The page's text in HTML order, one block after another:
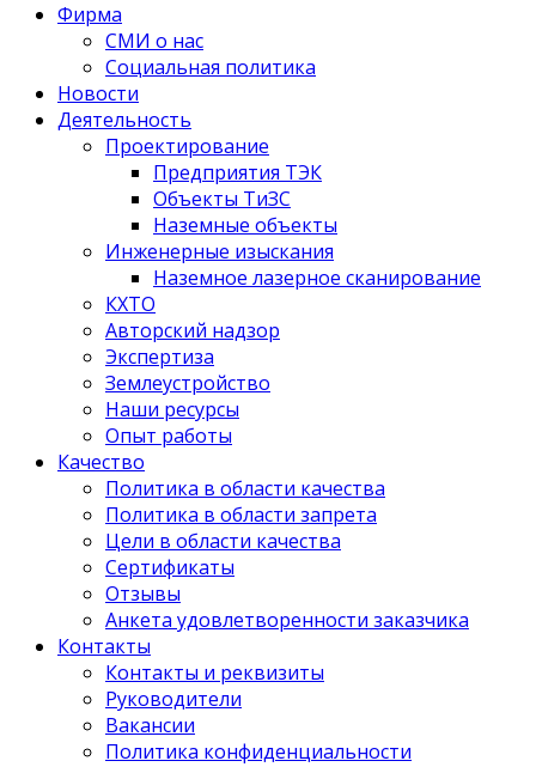
Фирма
СМИ о нас
Социальная политика
Новости
Деятельность
Проектирование
Предприятия ТЭК
Объекты ТиЗС
Наземные объекты
Инженерные изыскания
Наземное лазерное сканирование
КХТО
Авторский надзор
Экспертиза
Землеустройство
Наши ресурсы
Опыт работы
Качество
Политика в области качества
Политика в области запрета
Цели в области качества
Сертификаты
Отзывы
Анкета удовлетворенности заказчика
Контакты
­Контакты и реквизиты
Руководители
Вакансии
Политика конфиденциальности